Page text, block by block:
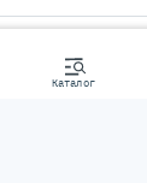
Каталог